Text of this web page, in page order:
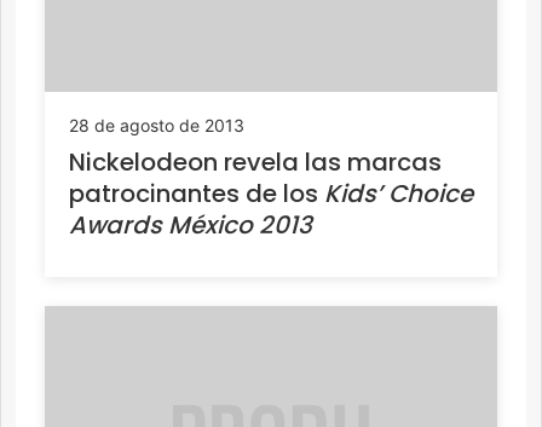
28 de agosto de 2013
Nickelodeon revela las marcas
patrocinantes de los Kids’ Choice
Awards México 2013